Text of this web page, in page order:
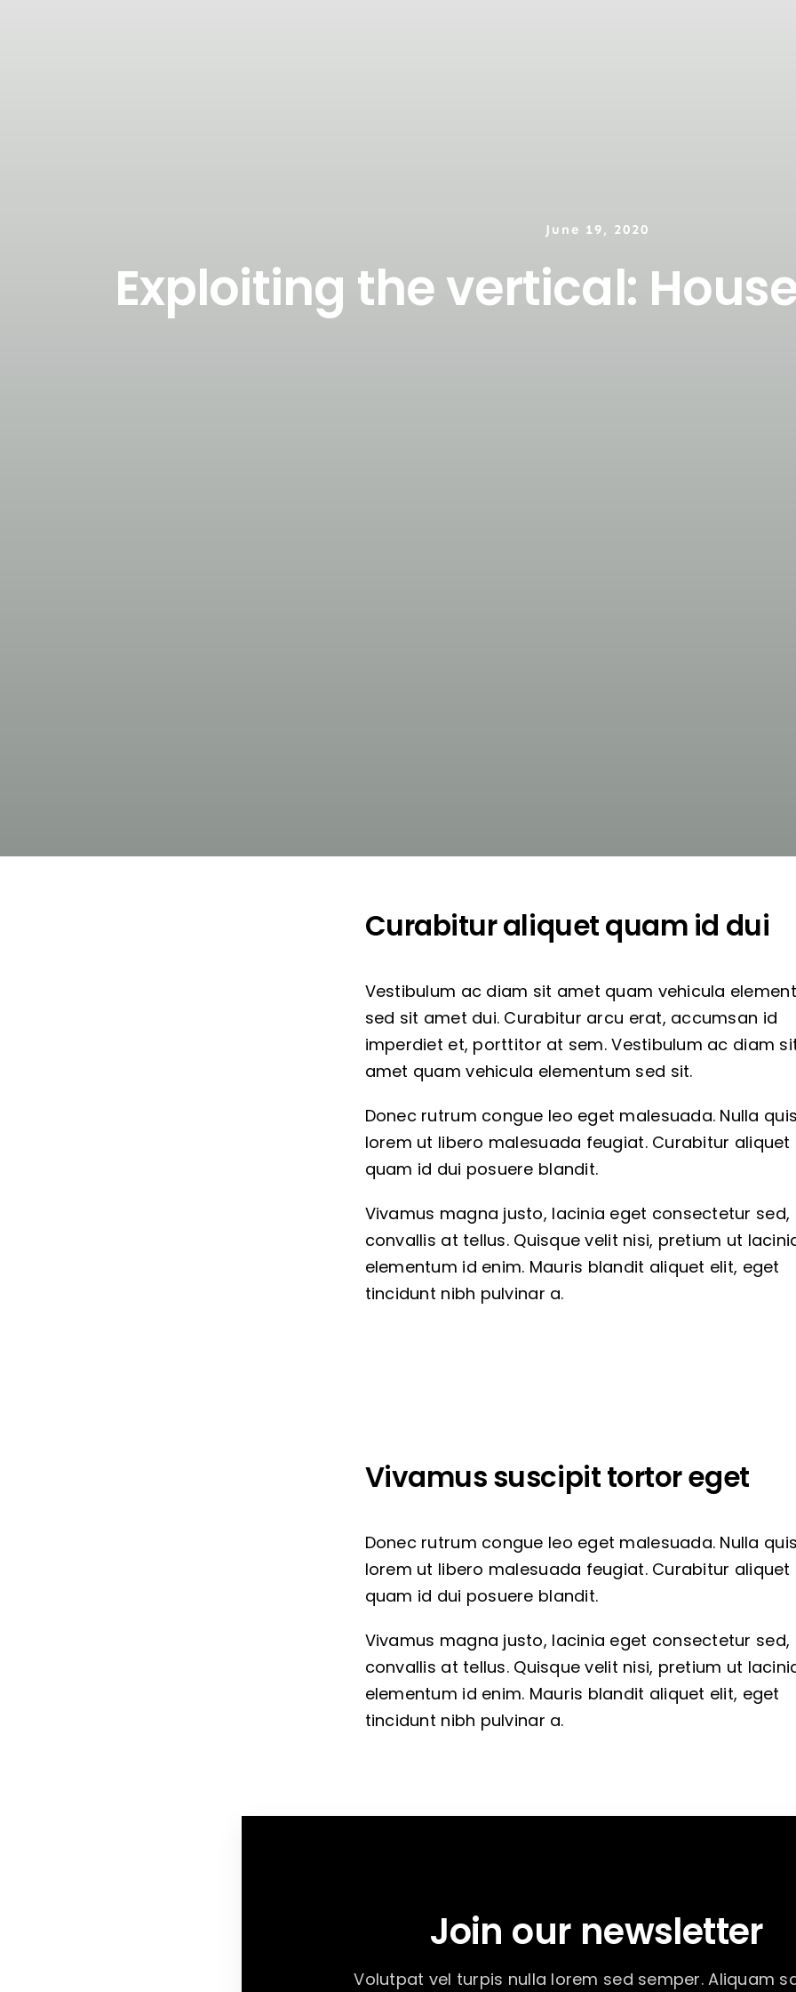
June 19, 2020
Exploiting the vertical:
Curabitur aliquet quam id dui
Vestibulum ac diam sit amet quam vehicula
sed sit amet dui. Curabitur arcu erat, accumsan id
imperdiet et, porttitor at sem. Vestibulum ac diam
amet quam vehicula elementum sed sit.
Donec rutrum congue leo eget malesuada. Nulla quis
lorem ut libero malesuada feugiat. Curabitur aliquet
quam id dui posuere blandit.
Vivamus magna justo, lacinia eget consectetur sed,
convallis at tellus. Quisque velit nisi, pretium ut
elementum id enim. Mauris blandit aliquet elit, eget
tincidunt nibh pulvinar a.
Vivamus suscipit tortor eget
Donec rutrum congue leo eget malesuada. Nulla quis
lorem ut libero malesuada feugiat. Curabitur aliquet
quam id dui posuere blandit.
Vivamus magna justo, lacinia eget consectetur sed,
convallis at tellus. Quisque velit nisi, pretium ut
elementum id enim. Mauris blandit aliquet elit, eget
tincidunt nibh pulvinar a.
Join our newsletter
Volutpat vel turpis nulla lorem sed semper. Aliquam